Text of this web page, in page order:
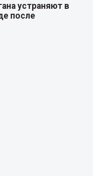
устраняют в
после